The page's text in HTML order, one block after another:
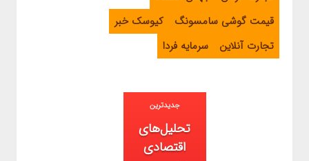
قیمت گوشی سامسونگ
کیوسک خبر
تجارت آنلاین
سرمایه فردا
جدیدترین
تحلیل‌های
اقتصادی